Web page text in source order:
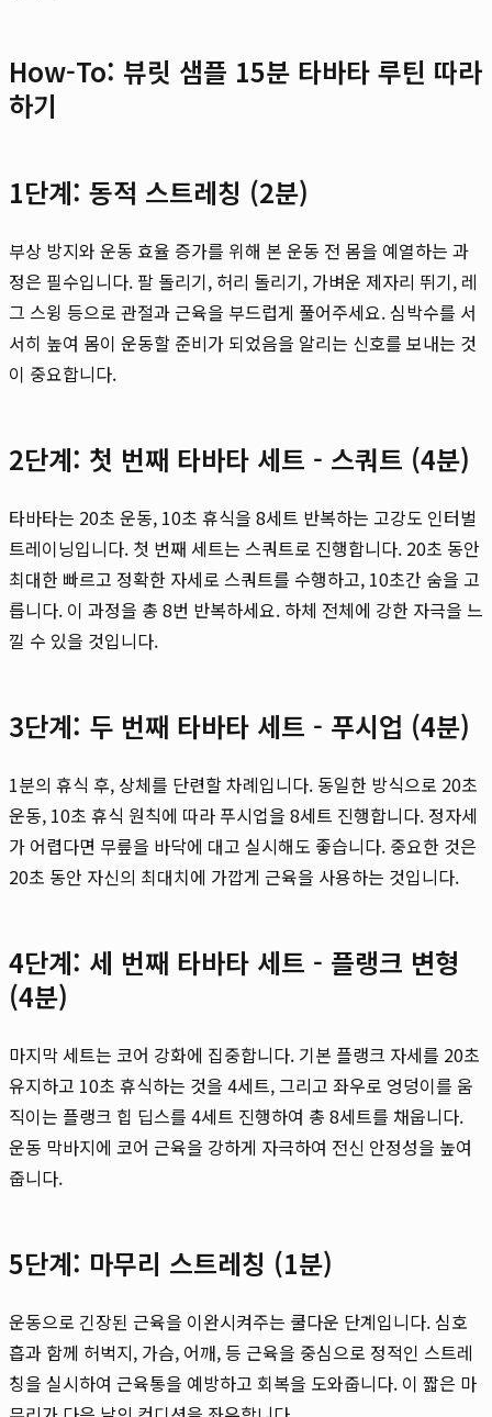
How-To: 뷰릿 샘플 15분 타바타 루틴 따라
하기
1단계: 동적 스트레칭 (2분)
부상 방지와 운동 효율 증가를 위해 본 운동 전 몸을 예열하는 과
정은 필수입니다. 팔 돌리기, 허리 돌리기, 가벼운 제자리 뛰기, 레
그 스윙 등으로 관절과 근육을 부드럽게 풀어주세요. 심박수를 서
서히 높여 몸이 운동할 준비가 되었음을 알리는 신호를 보내는 것
이 중요합니다.
2단계: 첫 번째 타바타 세트 - 스쿼트 (4분)
타바타는 20초 운동, 10초 휴식을 8세트 반복하는 고강도 인터벌
트레이닝입니다. 첫 번째 세트는 스쿼트로 진행합니다. 20초 동안
최대한 빠르고 정확한 자세로 스쿼트를 수행하고, 10초간 숨을 고
릅니다. 이 과정을 총 8번 반복하세요. 하체 전체에 강한 자극을 느
낄 수 있을 것입니다.
3단계: 두 번째 타바타 세트 - 푸시업 (4분)
1분의 휴식 후, 상체를 단련할 차례입니다. 동일한 방식으로 20초
운동, 10초 휴식 원칙에 따라 푸시업을 8세트 진행합니다. 정자세
가 어렵다면 무릎을 바닥에 대고 실시해도 좋습니다. 중요한 것은
20초 동안 자신의 최대치에 가깝게 근육을 사용하는 것입니다.
4단계: 세 번째 타바타 세트 - 플랭크 변형
(4분)
마지막 세트는 코어 강화에 집중합니다. 기본 플랭크 자세를 20초
유지하고 10초 휴식하는 것을 4세트, 그리고 좌우로 엉덩이를 움
직이는 플랭크 힙 딥스를 4세트 진행하여 총 8세트를 채웁니다.
운동 막바지에 코어 근육을 강하게 자극하여 전신 안정성을 높여
줍니다.
5단계: 마무리 스트레칭 (1분)
운동으로 긴장된 근육을 이완시켜주는 쿨다운 단계입니다. 심호
흡과 함께 허벅지, 가슴, 어깨, 등 근육을 중심으로 정적인 스트레
칭을 실시하여 근육통을 예방하고 회복을 도와줍니다. 이 짧은 마